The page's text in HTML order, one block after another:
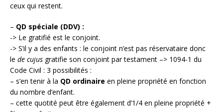
ceux qui restent.
– QD spéciale (DDV) :
-> Le gratifié est le conjoint.
-> S’il y a des enfants : le conjoint n’est pas réservataire donc
le de cujus gratifie son conjoint par testament –> 1094-1 du
Code Civil : 3 possibilités :
– s’en tenir à la QD ordinaire en pleine propriété en fonction
du nombre d’enfant.
– cette quotité peut être également d’1/4 en pleine propriété +